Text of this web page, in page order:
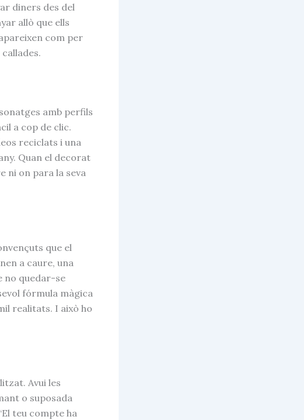
diners des del
allò que ells
com per
amb perfils
a cop de clic.
reciclats i una
Quan el decorat
ni on para la seva
que el
a caure, una
no quedar-se
fórmula màgica
realitats. I això ho
Avui les
o suposada
teu compte ha